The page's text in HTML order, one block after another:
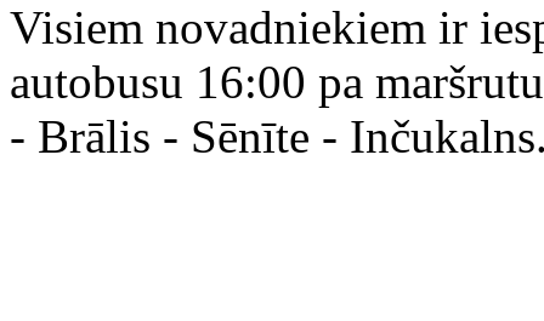
Visiem novadniekiem ir
autobusu 16:00 pa
- Brālis - Sēnīte -